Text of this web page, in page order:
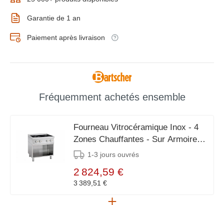
Garantie de 1 an
Paiement après livraison
Fréquemment achetés ensemble
Fourneau Vitrocéramique Inox - 4
Zones Chauffantes - Sur Armoire
Ouverte - 800x700x850-900(h)mm
1-3 jours ouvrés
2 824,59 €
3 389,51 €